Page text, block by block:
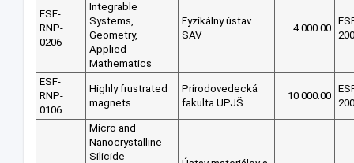
ESF-
RNP-
0206
Integrable
Systems,
Geometry,
Applied
Mathematics
Fyzikálny ústav
SAV
4 000.00
ESF-
RNP-
0106
Highly frustrated
magnets
Prírodovedecká
fakulta UPJŠ
10 000.00
Micro and
Nanocrystalline
Silicide -